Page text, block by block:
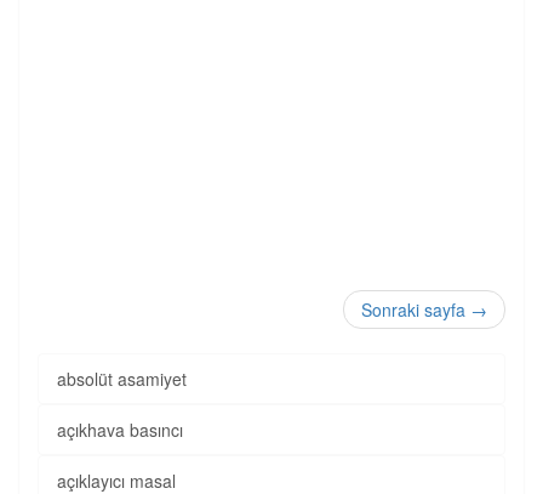
Sonraki sayfa →
absolüt asamiyet
açıkhava basıncı
açıklayıcı masal